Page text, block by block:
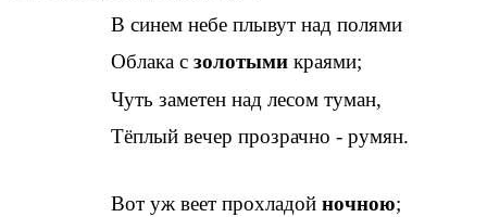
В синем небе плывут над полями
Облака сзолотыми краями;
Чуть заметен над лесом туман,
Тёплый вечер прозрачно - румян.
Вот уж веет прохладойночною;